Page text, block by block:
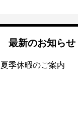
最新のお知らせ
夏季休暇のご案内